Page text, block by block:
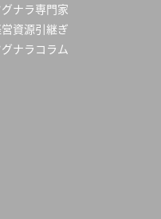
ナラ専門家
資源引継ぎ
ナラコラム